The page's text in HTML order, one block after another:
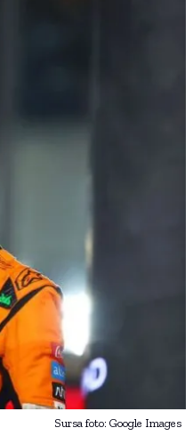
Sursa foto: Google Images